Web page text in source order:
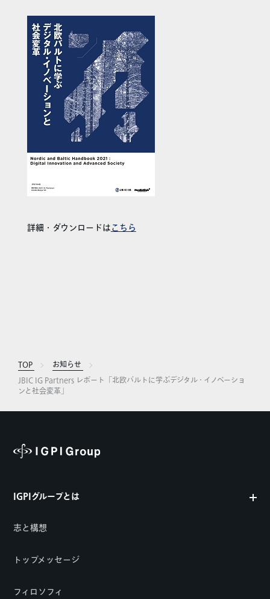
詳細・ダウンロードはこちら
TOP
お知らせ
JBIC IG Partners レポート「北欧バルトに学ぶデジタル・イノベーショ
ンと社会変革」
IGPIグループとは
志と構想
トップメッセージ
フィロソフィ